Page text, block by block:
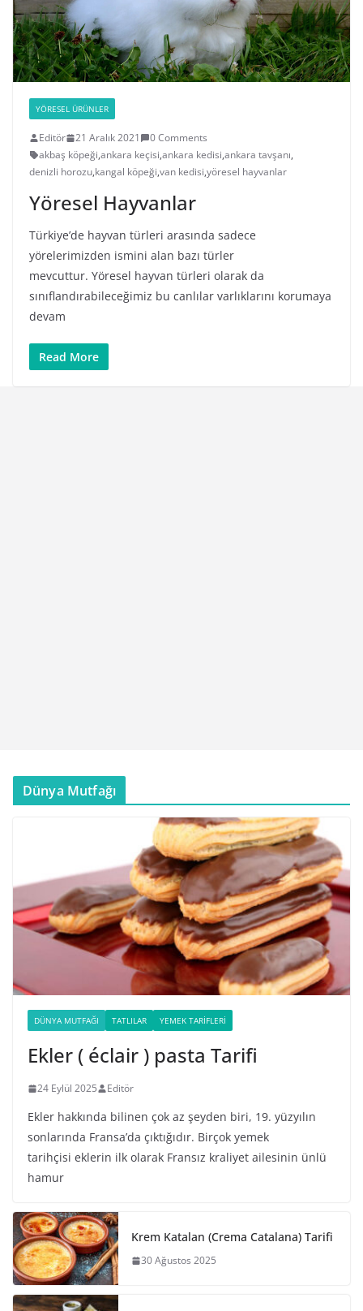
YÖRESEL ÜRÜNLER
Editör 21 Aralık 2021
0 Comments
akbaş köpeği,ankara keçisi,ankara kedisi,ankara tavşanı,
denizli horozu,kangal köpeği,van kedisi,yöresel hayvanlar
Yöresel Hayvanlar
Türkiye’de hayvan türleri arasında sadece
yörelerimizden ismini alan bazı türler
mevcuttur. Yöresel hayvan türleri olarak da
sınıflandırabileceğimiz bu canlılar varlıklarını korumaya
devam
Read More
Dünya Mutfağı
DÜNYA MUTFAĞI TATLILAR YEMEK TARIFLERI
Ekler ( éclair ) pasta Tarifi
24 Eylül 2025 Editör
Ekler hakkında bilinen çok az şeyden biri, 19. yüzyılın
sonlarında Fransa’da çıktığıdır. Birçok yemek
tarihçisi eklerin ilk olarak Fransız kraliyet ailesinin ünlü
hamur
Krem Katalan (Crema Catalana) Tarifi
30 Ağustos 2025